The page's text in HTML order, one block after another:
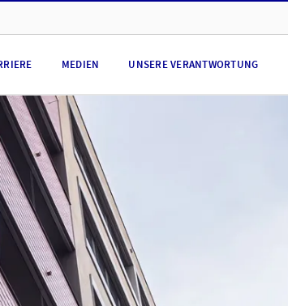
MEDIEN UNSERE VERANTWORTUNG